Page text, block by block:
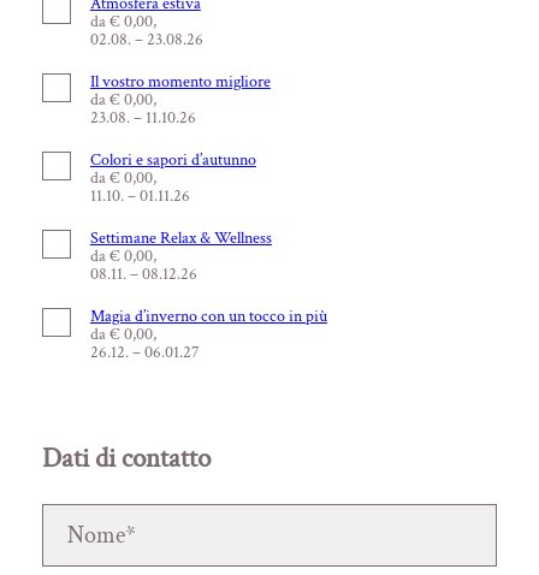
da € 0,00,
02.08. – 23.08.26
Il vostro momento migliore
da € 0,00,
23.08. – 11.10.26
Colori e sapori d’autunno
da € 0,00,
11.10. – 01.11.26
Settimane Relax & Wellness
da € 0,00,
08.11. – 08.12.26
Magia d’inverno con un tocco in più
da € 0,00,
26.12. – 06.01.27
Dati di contatto